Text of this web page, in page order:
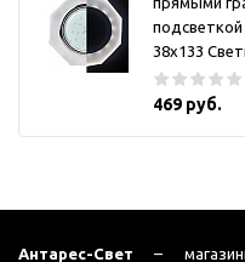
38x133
469 руб.
Антарес-Свет –